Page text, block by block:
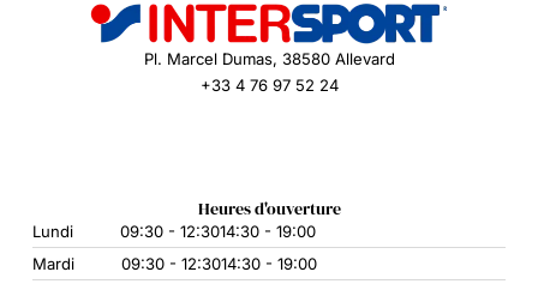
Pl. Marcel Dumas, 38580 Allevard
+33 4 76 97 52 24
Heures d'ouverture
Lundi 09:30 - 12:3014:30 - 19:00
Mardi
09:30 - 12:3014:30 - 19:00